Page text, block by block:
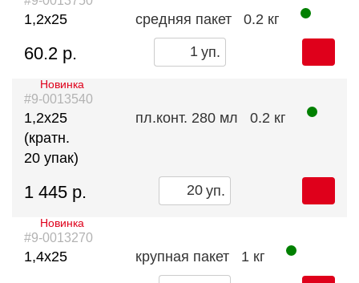
1,2х25 средняя пакет 0.2 кг
60.2 р. уп.
#9-0013540
Новинка
1,2х25
(кратн.
20 упак)
пл.конт. 280 мл 0.2 кг
1 445 р. уп.
#9-0013270
Новинка
1,4х25 крупная пакет 1 кг